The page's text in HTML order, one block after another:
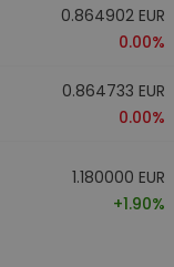
0.864902 EUR
0.00%
0.864733 EUR
0.00%
1.180000 EUR
+1.90%